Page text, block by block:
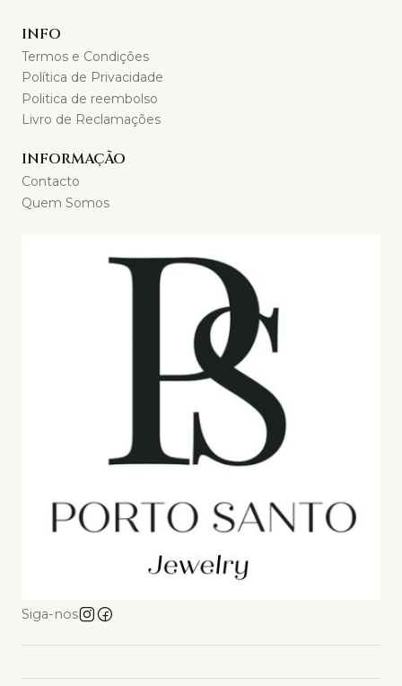
INFO
Termos e Condições
Política de Privacidade
Politica de reembolso
Livro de Reclamações
INFORMAÇÃO
Contacto
Quem Somos
Siga-nos